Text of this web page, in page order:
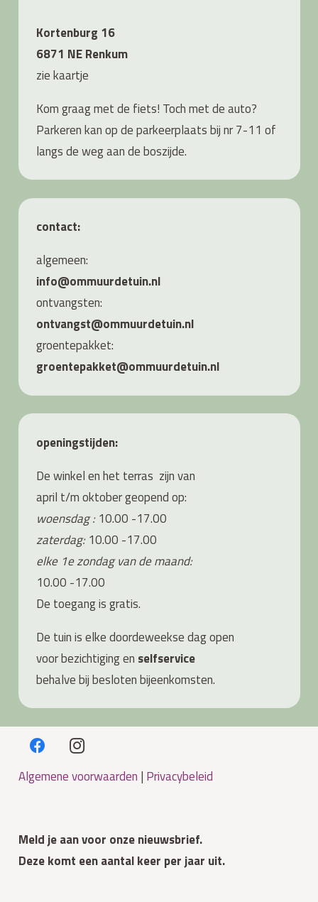
Kortenburg 16
6871 NE Renkum
ziekaartje
Kom graag met de fiets! Toch met de auto?
Parkeren kan op de parkeerplaats bij nr 7-11 of
langs de weg aan de boszijde.
contact:
algemeen:
info@ommuurdetuin.nl
ontvangsten:
ontvangst@ommuurdetuin.nl
groentepakket:
groentepakket@ommuurdetuin.nl
openingstijden:
De winkel en het terras zijn van
april t/m oktober geopend op:
woensdag :10.00 -17.00
zaterdag: 10.00 -17.00
elke 1e zondag van de maand:
10.00 -17.00
De toegang is gratis.
De tuin is elke doordeweekse dag open
voor bezichtiging en selfservice
behalve bij besloten bijeenkomsten.
Algemene voorwaarden | Privacybeleid
Meld je aan voor onze nieuwsbrief.
Deze komt een aantal keer per jaar uit.